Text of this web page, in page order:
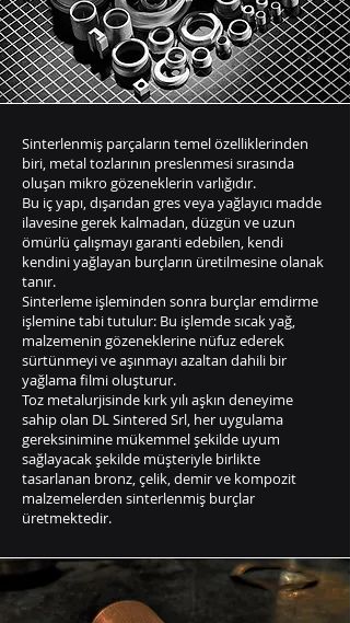
Sinterlenmiş parçaların temel özelliklerinden
biri, metal tozlarının preslenmesi sırasında
oluşan mikro gözeneklerin varlığıdır.
Bu iç yapı, dışarıdan gres veya yağlayıcı madde
ilavesine gerek kalmadan, düzgün ve uzun
ömürlü çalışmayı garanti edebilen, kendi
kendini yağlayan burçların üretilmesine olanak
tanır.
Sinterleme işleminden sonra burçlar emdirme
işlemine tabi tutulur: Bu işlemde sıcak yağ,
malzemenin gözeneklerine nüfuz ederek
sürtünmeyi ve aşınmayı azaltan dahili bir
yağlama filmi oluşturur.
Toz metalurjisinde kırk yılı aşkın deneyime
sahip olan DL Sintered Srl, her uygulama
gereksinimine mükemmel şekilde uyum
sağlayacak şekilde müşteriyle birlikte
tasarlanan bronz, çelik, demir ve kompozit
malzemelerden sinterlenmiş burçlar
üretmektedir.